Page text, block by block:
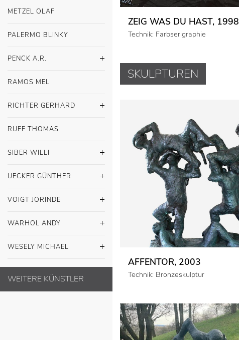
METZEL OLAF
PALERMO BLINKY
PENCK A.R.
RAMOS MEL
RICHTER GERHARD
RUFF THOMAS
SIBER WILLI
UECKER GÜNTHER
VOIGT JORINDE
WARHOL ANDY
WESELY MICHAEL
WEITERE KÜNSTLER
ZEIG WAS DU HAST, 1998
Technik: Farbserigraphie
SKULPTUREN
AFFENTOR, 2003
Technik: Bronzeskulptur